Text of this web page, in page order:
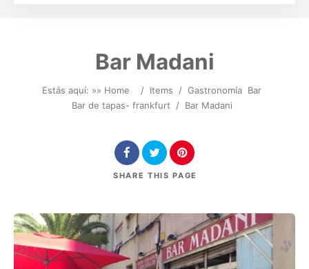
Bar Madani
Estás aquí: »» Home / Items / Gastronomía Bar
Bar de tapas- frankfurt
/ Bar Madani
SHARE THIS PAGE